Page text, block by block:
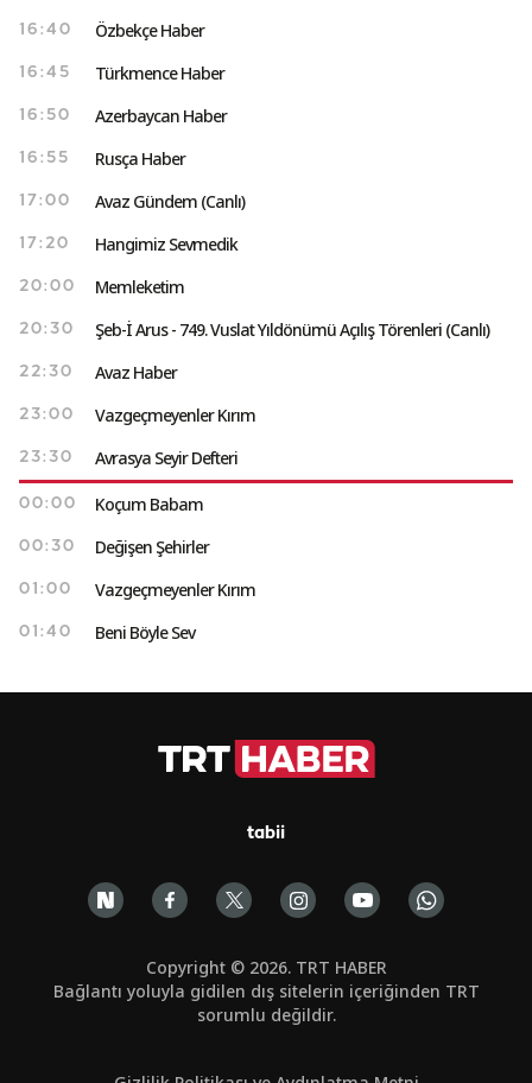
16:40 Özbekçe Haber
16:45 Türkmence Haber
16:50 Azerbaycan Haber
16:55 Rusça Haber
17:00 Avaz Gündem (Canlı)
17:20 Hangimiz Sevmedik
20:00 Memleketim
20:30 Şeb-İ Arus - 749. Vuslat Yıldönümü Açılış Törenleri (Canlı)
22:30 Avaz Haber
23:00 Vazgeçmeyenler Kırım
23:30 Avrasya Seyir Defteri
00:00 Koçum Babam
00:30 Değişen Şehirler
01:00 Vazgeçmeyenler Kırım
01:40 Beni Böyle Sev
tabii
Copyright © 2026. TRT HABER
Bağlantı yoluyla gidilen dış sitelerin içeriğinden TRT
sorumlu değildir.